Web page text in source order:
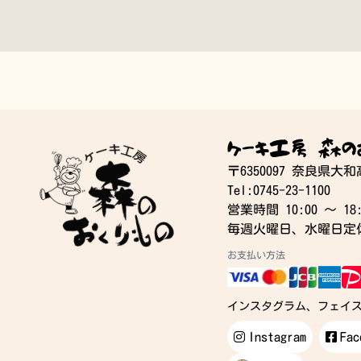
ケーキ工房 森の
〒6350097 奈良県大
Tel:0745-23-1100
営業時間 10:00 〜
毎週火曜日、水曜日定
お支払い方法
インスタグラム、フェイ
Instagram